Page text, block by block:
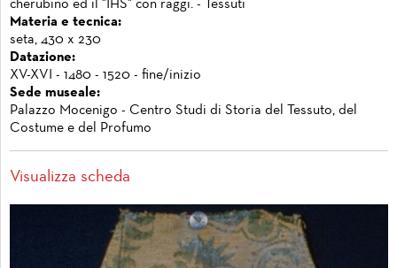
cherubino ed il "IHS" con raggi. - Tessuti
Materia e tecnica:
seta, 430 x 230
Datazione:
XV-XVI - 1480 - 1520 - fine/inizio
Sede museale:
Palazzo Mocenigo - Centro Studi di Storia del Tessuto, del
Costume e del Profumo
Visualizza scheda